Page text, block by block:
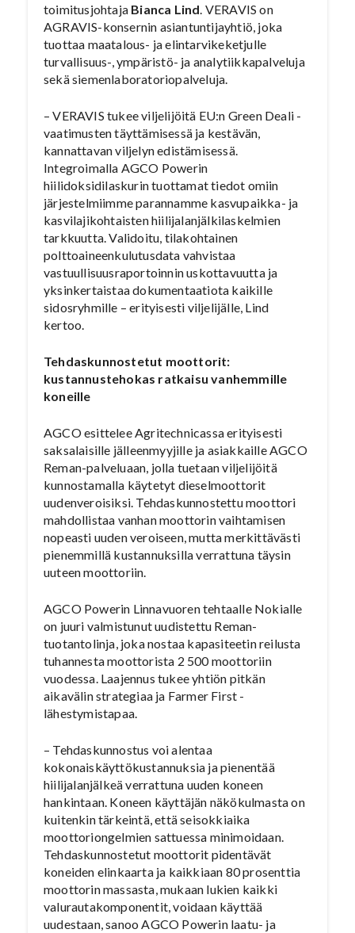
toimitusjohtaja Bianca Lind. VERAVIS on
AGRAVIS-konsernin asiantuntijayhtiö, joka
tuottaa maatalous- ja elintarvikeketjulle
turvallisuus-, ympäristö- ja analytiikkapalveluja
sekä siemenlaboratoriopalveluja.
– VERAVIS tukee viljelijöitä EU:n Green Deali -
vaatimusten täyttämisessä ja kestävän,
kannattavan viljelyn edistämisessä.
Integroimalla AGCO Powerin
hiilidoksidilaskurin tuottamat tiedot omiin
järjestelmiimme parannamme kasvupaikka- ja
kasvilajikohtaisten hiilijalanjälkilaskelmien
tarkkuutta. Validoitu, tilakohtainen
polttoaineenkulutusdata vahvistaa
vastuullisuusraportoinnin uskottavuutta ja
yksinkertaistaa dokumentaatiota kaikille
sidosryhmille – erityisesti viljelijälle, Lind
kertoo.
Tehdaskunnostetut moottorit:
kustannustehokas ratkaisu vanhemmille
koneille
AGCO esittelee Agritechnicassa erityisesti
saksalaisille jälleenmyyjille ja asiakkaille AGCO
Reman-palveluaan, jolla tuetaan viljelijöitä
kunnostamalla käytetyt dieselmoottorit
uudenveroisiksi. Tehdaskunnostettu moottori
mahdollistaa vanhan moottorin vaihtamisen
nopeasti uuden veroiseen, mutta merkittävästi
pienemmillä kustannuksilla verrattuna täysin
uuteen moottoriin.
AGCO Powerin Linnavuoren tehtaalle Nokialle
on juuri valmistunut uudistettu Reman-
tuotantolinja, joka nostaa kapasiteetin reilusta
tuhannesta moottorista 2 500 moottoriin
vuodessa. Laajennus tukee yhtiön pitkän
aikavälin strategiaa ja Farmer First -
lähestymistapaa.
– Tehdaskunnostus voi alentaa
kokonaiskäyttökustannuksia ja pienentää
hiilijalanjälkeä verrattuna uuden koneen
hankintaan. Koneen käyttäjän näkökulmasta on
kuitenkin tärkeintä, että seisokkiaika
moottoriongelmien sattuessa minimoidaan.
Tehdaskunnostetut moottorit pidentävät
koneiden elinkaarta ja kaikkiaan 80 prosenttia
moottorin massasta, mukaan lukien kaikki
valurautakomponentit, voidaan käyttää
uudestaan, sanoo AGCO Powerin ​laatu- ja